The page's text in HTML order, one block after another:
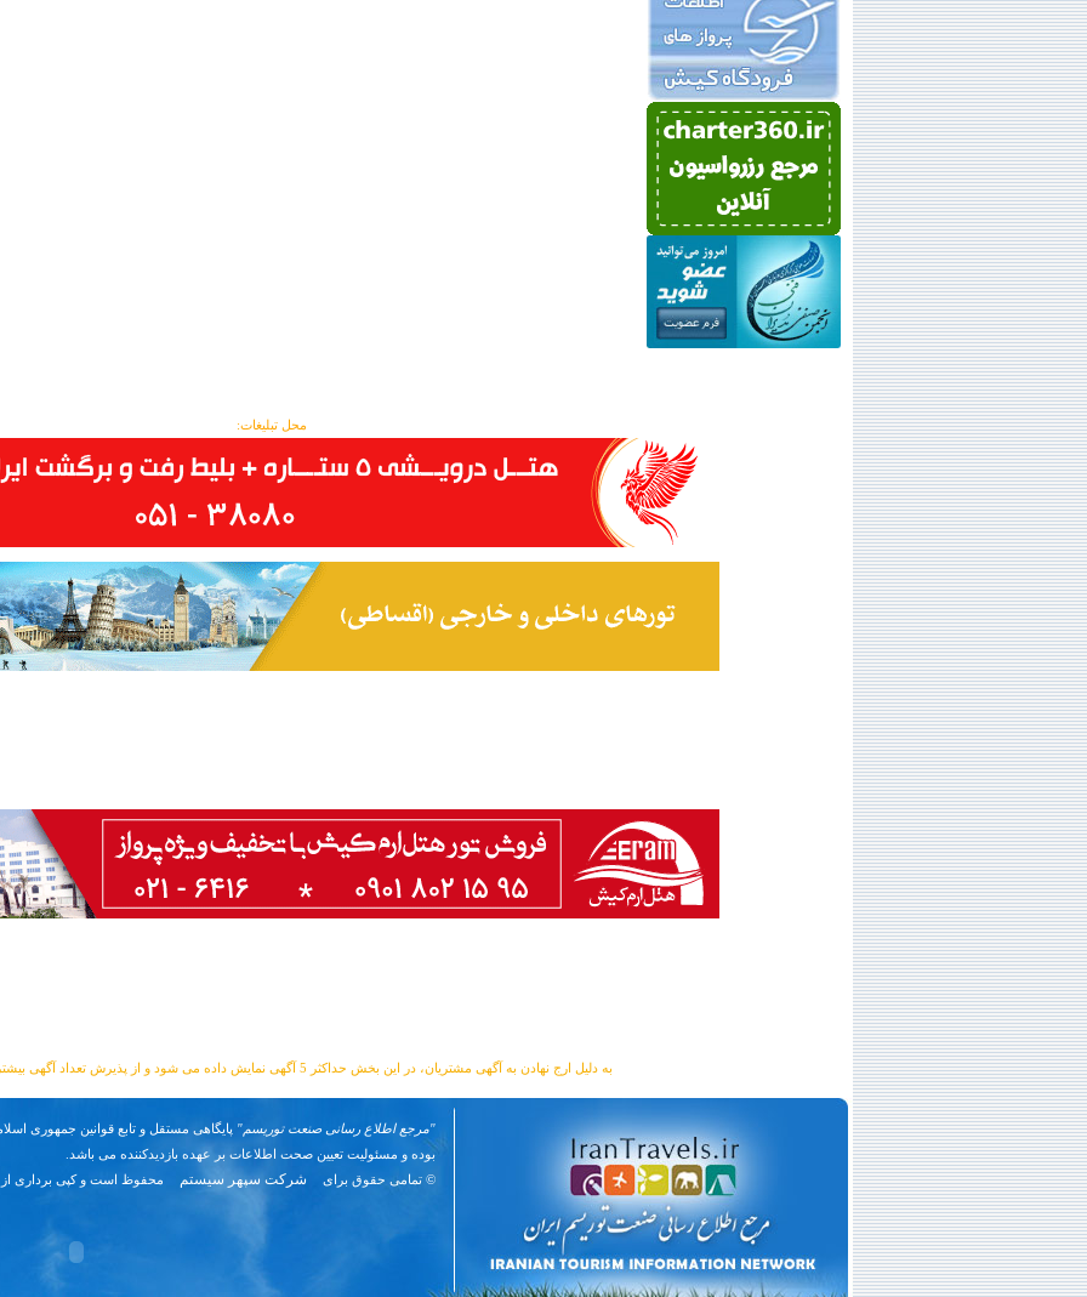
محل تبلیغات:
به دلیل ارج نهادن به آگهی مشتریان، در این بخش حداکثر 5 آگهی نمایش داده می شود و از پذیرش تعداد آگهی بیشتر معذوریم.
"مرجع اطلاع رسانی صنعت توریسم" پایگاهی مستقل و تابع قوانین جمهوری
بوده و مسئوليت تعیین صحت اطلاعات بر عهده بازدیدکننده می باشد.
© تمامی حقوق برای
شرکت سپهر سیستم محفوظ است و کپی برداری